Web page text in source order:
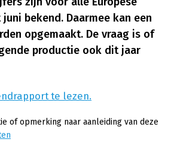
bekend. Daarmee kan een
opgemaakt. De vraag is of
productie ook dit jaar
te lezen.
of opmerking naar aanleiding van deze